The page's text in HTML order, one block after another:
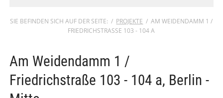
PROJEKTE
AM WEIDENDAMM 1 /
FRIEDRICHSTRASSE 103 - 104 A
Am Weidendamm 1 /
Friedrichstraße 103 - 104 a, Berlin -